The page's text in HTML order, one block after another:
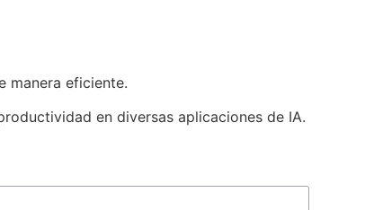
manera eficiente.
en diversas aplicaciones de IA.